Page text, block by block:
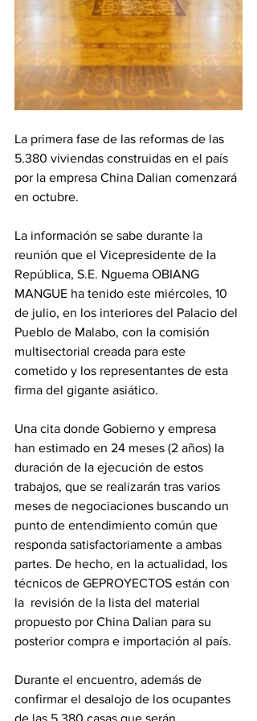
La primera fase de las reformas de las
5.380 viviendas construidas en el país
por la empresa China Dalian comenzará
en octubre.
La información se sabe durante la
reunión que el Vicepresidente de la
República, S.E. Nguema OBIANG
MANGUE ha tenido este miércoles, 10
de julio, en los interiores del Palacio del
Pueblo de Malabo, con la comisión
multisectorial creada para este
cometido y los representantes de esta
firma del gigante asiático.
Una cita donde Gobierno y empresa
han estimado en 24 meses (2 años) la
duración de la ejecución de estos
trabajos, que se realizarán tras varios
meses de negociaciones buscando un
punto de entendimiento común que
responda satisfactoriamente a ambas
partes. De hecho, en la actualidad, los
técnicos de GEPROYECTOS están con
la  revisión de la lista del material
propuesto por China Dalian para su
posterior compra e importación al país.
Durante el encuentro, además de
confirmar el desalojo de los ocupantes
de las 5.380 casas que serán